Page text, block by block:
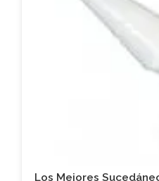
Los Mejores